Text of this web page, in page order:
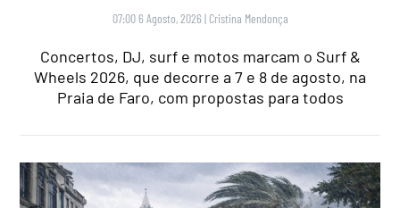
07:00 6 Agosto, 2026 | Cristina Mendonça
Concertos, DJ, surf e motos marcam o Surf &
Wheels 2026, que decorre a 7 e 8 de agosto, na
Praia de Faro, com propostas para todos